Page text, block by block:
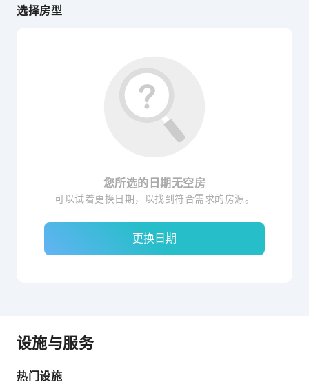
选择房型
您所选的日期无空房
可以试着更换日期，以找到符合需求的房源。
更换日期
设施与服务
热门设施